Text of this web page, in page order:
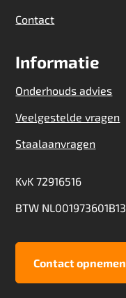
Contact
Informatie
Onderhouds advies
Veelgestelde vragen
Staalaanvragen
KvK 72916516
BTW NL001973601B13
Contact opnemen